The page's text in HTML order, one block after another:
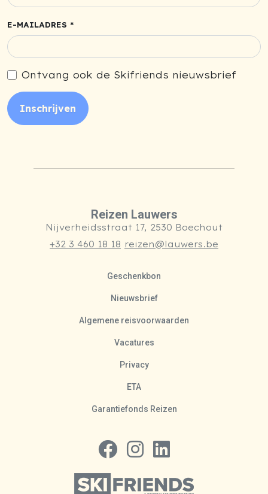
E-MAILADRES *
Ontvang ook de Skifriends nieuwsbrief
Inschrijven
Reizen Lauwers
Nijverheidsstraat 17, 2530 Boechout
+32 3 460 18 18 reizen@lauwers.be
Geschenkbon
Nieuwsbrief
Algemene reisvoorwaarden
Vacatures
Privacy
ETA
Garantiefonds Reizen
Volg ons op Facebook
Volg ons op Instagram
Volg ons op LinkedIn